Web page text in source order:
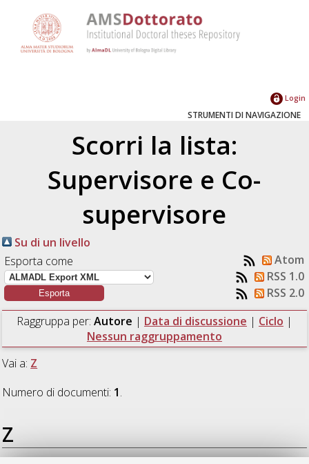
Login
STRUMENTI DI NAVIGAZIONE
Scorri la lista:
Supervisore e Co-
supervisore
Su di un livello
Esporta come
Atom
RSS 1.0
RSS 2.0
Raggruppa per: Autore | Data di discussione | Ciclo |
Nessun raggruppamento
Vai a: Z
Numero di documenti: 1.
Z